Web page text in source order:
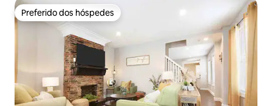
Preferido dos hóspedes
Preferido dos hóspedes